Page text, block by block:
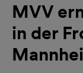
MVV
in der